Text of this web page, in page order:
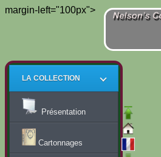
margin-left="100px">
LA COLLECTION
Présentation
Cartonnages